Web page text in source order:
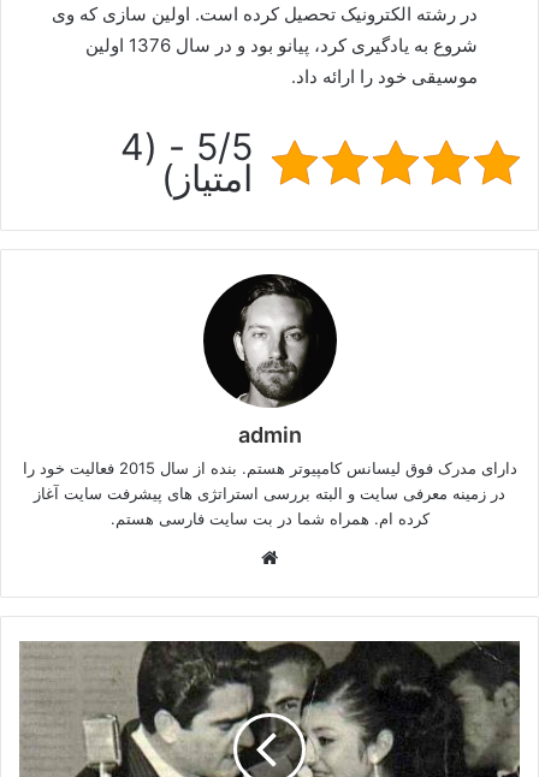
در رشته الکترونیک تحصیل کرده است. اولین سازی که وی
شروع به یادگیری کرد، پیانو بود و در سال 1376 اولین
موسیقی خود را ارائه داد.
5/5 - (4
امتیاز)
admin
دارای مدرک فوق لیسانس کامپیوتر هستم. بنده از سال 2015 فعالیت خود را
در زمینه معرفی سایت و البته بررسی استراتژی های پیشرفت سایت آغاز
کرده ام. همراه شما در بت سایت فارسی هستم.